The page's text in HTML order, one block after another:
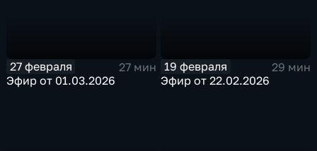
27 февраля
27 мин
Эфир от 01.03.2026
19 февраля
29 мин
Эфир от 22.02.2026